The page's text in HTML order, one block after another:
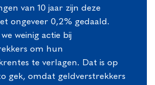
van 10 jaar zijn deze
ongeveer 0,2% gedaald.
weinig actie bij
om hun
te verlagen. Dat is op
gek, omdat geldverstrekkers